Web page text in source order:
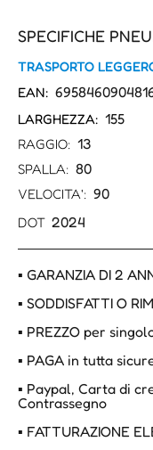
SPECIFICHE
TRASPORTO
EAN:
LARGHEZZA: 155
RAGGIO: 13
SPALLA: 80
VELOCITA': 90
DOT 2024
▪ GARANZIA DI 2
▪ SODDISFATTI O
▪ PREZZO per
▪ PAGA in tutta
▪ Paypal, Carta di
Contrassegno
▪ FATTURAZIONE